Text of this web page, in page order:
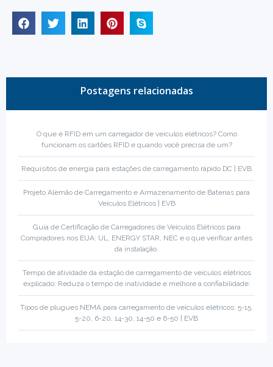
Postagens relacionadas
O que é RFID em um carregador de veículos elétricos? Como
funcionam os cartões RFID e quando você precisa de um?
Requisitos de energia para estações de carregamento rápido DC | EVB
Projeto Alemão de Carregamento e Armazenamento de Baterias para
Veículos Elétricos | EVB
Guia de Certificação de Carregadores de Veículos Elétricos para
Compradores nos EUA: UL, ENERGY STAR, NEC e o que verificar antes
da instalação.
Tempo de atividade da estação de carregamento de veículos elétricos
explicado: Reduza o tempo de inatividade e melhore a confiabilidade.
Tipos de plugues NEMA para carregamento de veículos elétricos: 5-15,
5-20, 6-20, 14-30, 14-50 e 6-50 | EVB